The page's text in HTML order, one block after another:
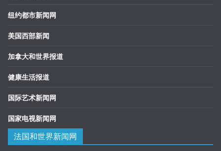
纽约都市新闻网
美国西部新闻
加拿大和世界报道
健康生活报道
国际艺术新闻网
国家电视新闻网
法国和世界新闻网